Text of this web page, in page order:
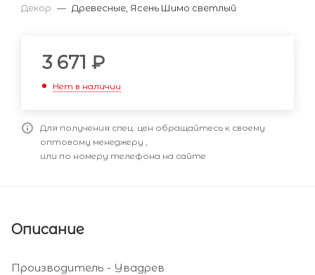
Декор — Древесные, Ясень Шимо светлый
3 671 ₽
Нет в наличии
Для получения спец. цен обращайтесь к своему
оптовому менеджеру ,
или по номеру телефона на сайте
Описание
Производитель - Увадрев